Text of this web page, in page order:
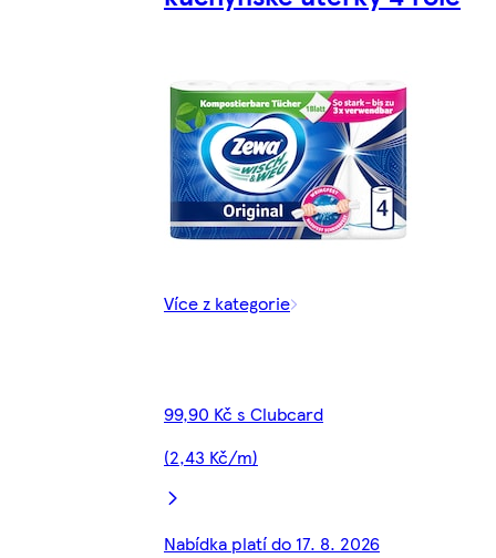
Více z kategorie
99,90 Kč s Clubcard
(2,43 Kč/m)
Nabídka platí do 17. 8. 2026